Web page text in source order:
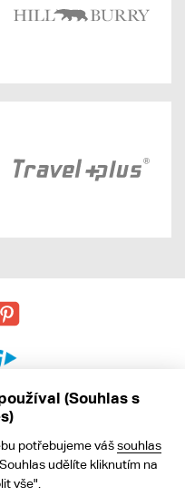
údajů
(Souhlas s
potřebujeme vášsouhlas
udělíte kliknutím na
vše".